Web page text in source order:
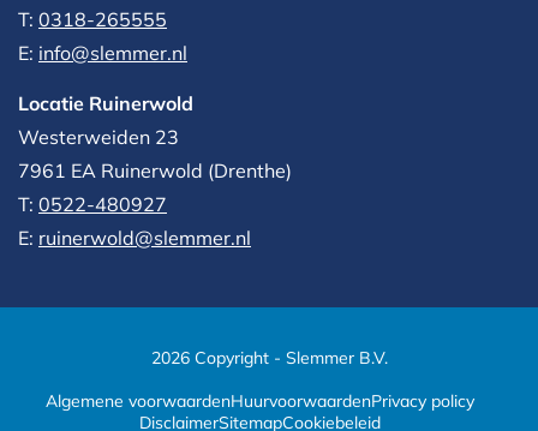
T: 0318-265555
E: info@slemmer.nl
Locatie Ruinerwold
Westerweiden 23
7961 EA Ruinerwold (Drenthe)
T: 0522-480927‬
E: ruinerwold@slemmer.nl
2026 Copyright - Slemmer B.V.
Algemene voorwaardenHuurvoorwaardenPrivacy policy
DisclaimerSitemapCookiebeleid